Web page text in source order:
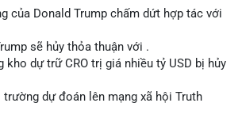
dò thanh khoản thị trường trước khi có
tư nhỏ lẻ: Theo dõi xác nhận giao dịch
từ ví nguồn. Khối lượng này chưa đủ tạo
nếu xuất hiện thêm 2-3 giao dịch
tới, khả năng cao là sóng điều chỉnh
của Donald Trump chấm dứt hợp tác với
sẽ hủy thỏa thuận với .
kho dự trữ CRO trị giá nhiều tỷ USD bị hủy
dự đoán lên mạng xã hội Truth